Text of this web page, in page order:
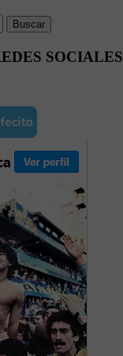
Buscar
SOCIALES